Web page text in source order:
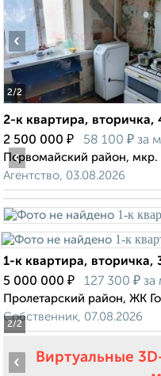
2/2
‹
2-к квартира, вторичка,
2 500 000 ₽ 58 100 ₽ за
Первомайский район,
Агентство, 03.08.2026
2/2
‹
1-к квартира, вторичка,
5 000 000 ₽ 127 300 ₽ за
Пролетарский район, ЖК
Собственник, 07.08.2026
Виртуальные
‹